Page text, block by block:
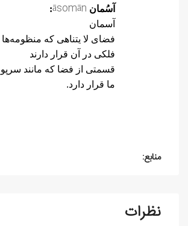
آسُمان āsomān
:
آسمان
فضای لا یتناهی که
فلکی در آن قرار دارند
قسمتی از فضا که مانند
ما قرار دارد.
منابع:
نظرات